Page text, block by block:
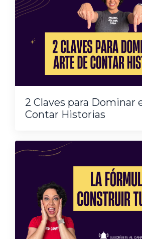
2 Claves para Dominar
Contar Historias